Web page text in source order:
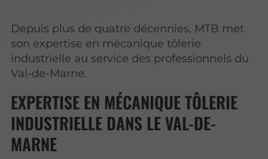
Depuis plus de quatre décennies, MTB met
son expertise en mécanique tôlerie
industrielle au service des professionnels du
Val-de-Marne.
EXPERTISE EN MÉCANIQUE TÔLERIE
INDUSTRIELLE DANS LE VAL-DE-
MARNE